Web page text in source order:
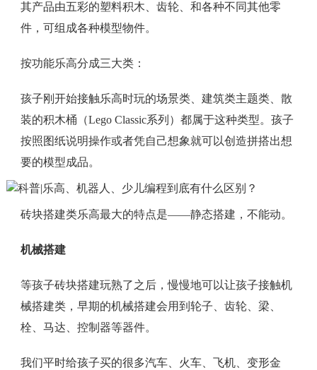
其产品由五彩的塑料积木、齿轮、和各种不同其他零
件，可组成各种模型物件。
按功能乐高分成三大类：
孩子刚开始接触乐高时玩的场景类、建筑类主题类、散
装的积木桶（Lego Classic系列）都属于这种类型。孩子
按照图纸说明操作或者凭自己想象就可以创造拼搭出想
要的模型成品。
砖块搭建类乐高最大的特点是——静态搭建，不能动。
机械搭建
等孩子砖块搭建玩熟了之后，慢慢地可以让孩子接触机
械搭建类，早期的机械搭建会用到轮子、齿轮、梁、
栓、马达、控制器等器件。
我们平时给孩子买的很多汽车、火车、飞机、变形金